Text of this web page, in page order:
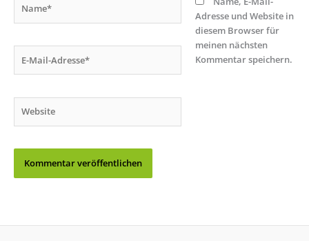
Mail-
Adresse und Website in
diesem Browser für
meinen nächsten
Kommentar speichern.